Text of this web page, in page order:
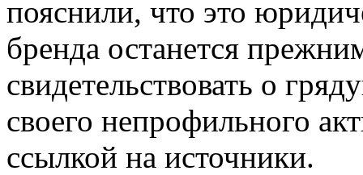
пояснили, что это
бренда останется
свидетельствовать о
своего непрофильного
ссылкой на источники.